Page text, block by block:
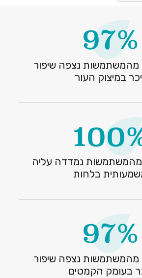
97%
בקרב 97% מהמשתמשות נצפה שיפור
במיצוק העור
אצל 100% מהמשתמשות נמדדה עליה
בלחות
97%
בקרב 97% מהמשתמשות נצפה שיפור
בעומק הקמטים